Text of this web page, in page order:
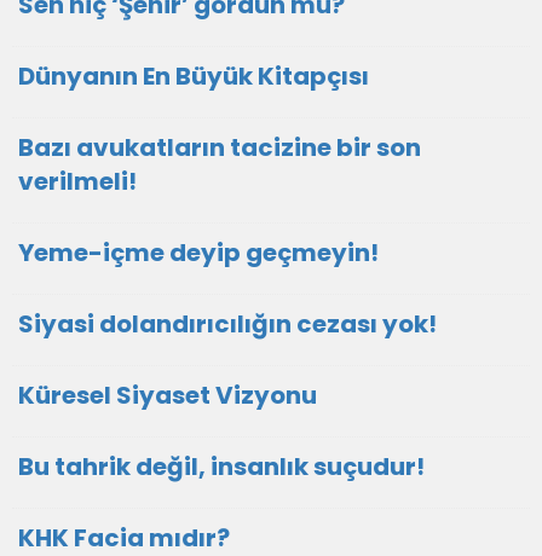
Dünyanın En Büyük Kitapçısı
Bazı avukatların tacizine bir son
verilmeli!
Yeme-içme deyip geçmeyin!
Siyasi dolandırıcılığın cezası yok!
Küresel Siyaset Vizyonu
Bu tahrik değil, insanlık suçudur!
KHK Facia mıdır?